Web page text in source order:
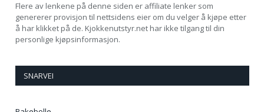
Flere av lenkene på denne siden er affiliate lenker som
genererer provisjon til nettsidens eier om du velger å kjøpe etter
å har klikket på de. Kjokkenutstyr.net har ikke tilgang til din
personlige kjøpsinformasjon.
SNARVEI